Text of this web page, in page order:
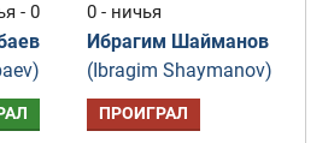
- 0
0 - ничья
Ибрагим Шайманов
(Ibragim Shaymanov)
ПРОИГРАЛ